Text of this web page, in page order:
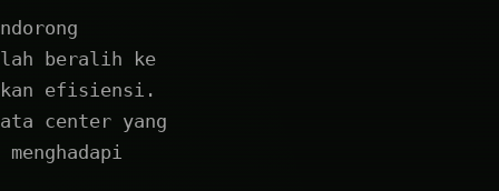
beralih ke
efisiensi.
center yang